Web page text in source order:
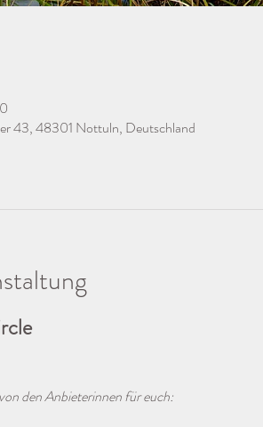
43, 48301 Nottuln, Deutschland
den Anbieterinnen für euch: